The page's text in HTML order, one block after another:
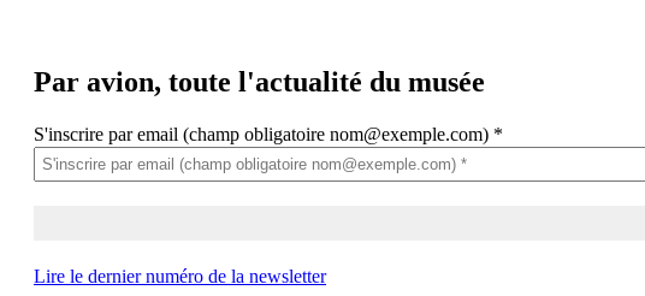
Par avion, toute l'actualité du musée
S'inscrire par email (champ obligatoire nom@exemple.com) *
Lire le dernier numéro de la newsletter